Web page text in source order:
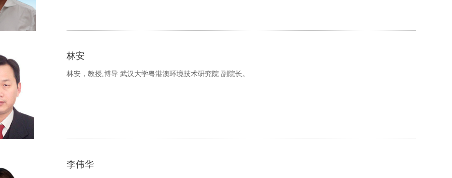
林安
林安，教授,博导 武汉大学粤港澳环境技术研究院 副院长。
李伟华